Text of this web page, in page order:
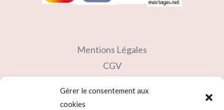
Gérer le consentement aux
cookies
Mentions Légales
CGV
Partenaires